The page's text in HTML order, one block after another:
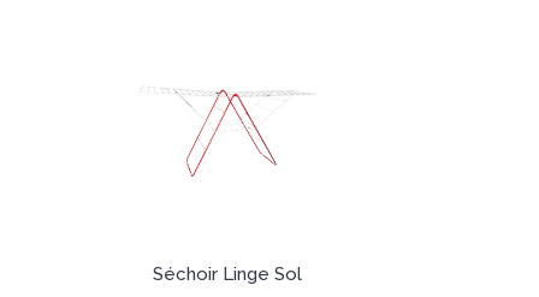
Séchoir Linge Sol